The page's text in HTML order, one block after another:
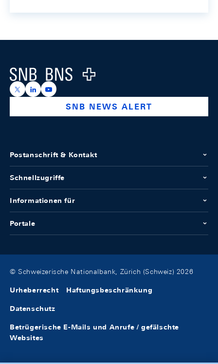
Logo
https://x.com/snb_bns
https://ch.linkedin.com/company/swiss-national-
https://www.youtube.com/@swissnationalbank
SNB NEWS ALERT
Postanschrift & Kontakt
Schnellzugriffe
Informationen für
Portale
© Schweizerische Nationalbank, Zürich (Schweiz) 2026
Urheberrecht Haftungsbeschränkung
Datenschutz
Betrügerische E-Mails und Anrufe / gefälschte
Websites